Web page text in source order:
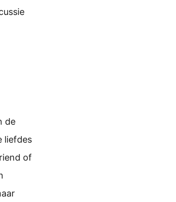
de
liefdes
of